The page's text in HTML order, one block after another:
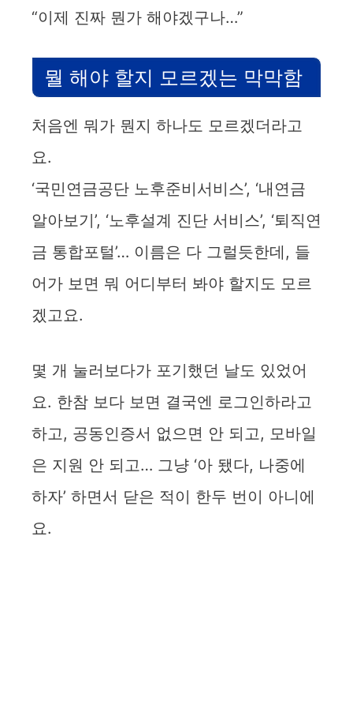
“이제 진짜 뭔가 해야겠구나…”
뭘 해야 할지 모르겠는 막막함
처음엔 뭐가 뭔지 하나도 모르겠더라고
요.
‘국민연금공단 노후준비서비스’, ‘내연금
알아보기’, ‘노후설계 진단 서비스’, ‘퇴직연
금 통합포털’… 이름은 다 그럴듯한데, 들
어가 보면 뭐 어디부터 봐야 할지도 모르
겠고요.
몇 개 눌러보다가 포기했던 날도 있었어
요. 한참 보다 보면 결국엔 로그인하라고
하고, 공동인증서 없으면 안 되고, 모바일
은 지원 안 되고… 그냥 ‘아 됐다, 나중에
하자’ 하면서 닫은 적이 한두 번이 아니에
요.